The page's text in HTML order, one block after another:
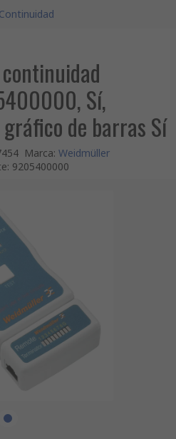
Sí,
de barras Sí
Marca: Weidmüller
: 9205400000